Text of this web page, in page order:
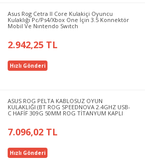
Asus Rog Cetra II Core Kulakiçi Oyuncu
Kulaklığı Pc/Ps4/Xbox One İçin 3.5 Konnektör
Mobil Ve Nıntendo Swıtch
2.942,25 TL
Hızlı Gönderi
ASUS ROG PELTA KABLOSUZ OYUN
KULAKLIĞI (BT ROG SPEEDNOVA 2.4GHZ USB-
C HAFİF 309G 50MM ROG TİTANYUM KAPLI
7.096,02 TL
Hızlı Gönderi